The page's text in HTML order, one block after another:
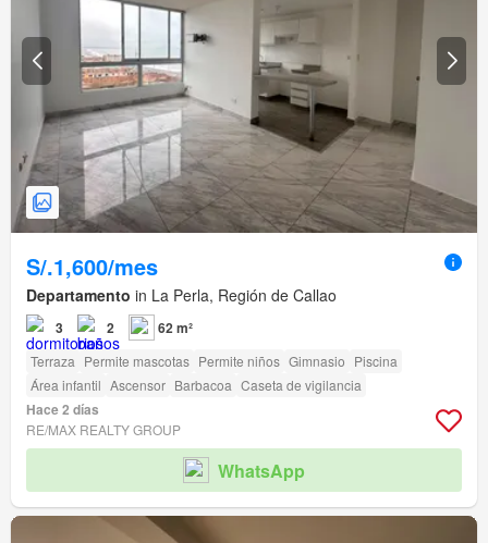
S/.1,600/mes
Departamento in La Perla, Región de Callao
3 2 62 m²
Terraza Permite mascotas Permite niños Gimnasio Piscina
Área infantil Ascensor Barbacoa Caseta de vigilancia
Hace 2 días
RE/MAX REALTY GROUP
WhatsApp